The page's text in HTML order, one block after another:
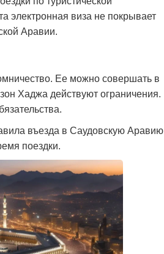
Poland
Turkey
электронная виза не покрывает
Аравии.
Ее можно совершать в
Хаджа действуют ограничения.
въезда в Саудовскую Аравию
поездки.